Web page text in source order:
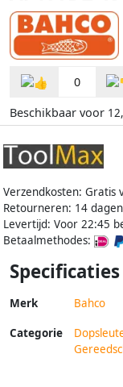
0
Beschikbaar voor
Verzendkosten: Gratis
Retourneren: 14 dagen
Levertijd: Voor 22:45
Betaalmethodes:
Specificaties
Merk Bahco
Categorie